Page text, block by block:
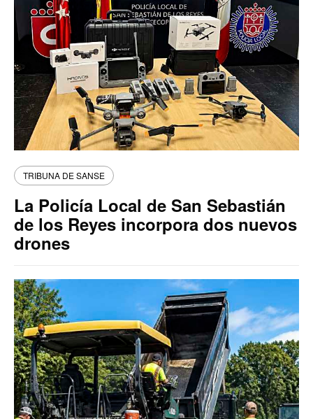
TRIBUNA DE SANSE
La Policía Local de San Sebastián
de los Reyes incorpora dos nuevos
drones